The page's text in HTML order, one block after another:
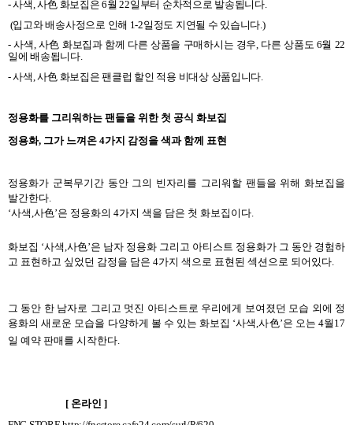
-사색,사色 화보집은 6월 22일부터 순차적으로 발송됩니다.
(입고와 배송사정으로 인해 1-2일정도 지연될 수 있습니다 .)
-사색, 사色 화보집과 함께 다른 상품을 구매하시는 경우, 다른 상품도 6월 22
일에 배송됩니다.
-사색,사色 화보집은 팬클럽 할인 적용 비대상 상품입니다.
정용화를 그리워하는 팬들을 위한 첫 공식 화보집
정용화, 그가 느껴온 4가지 감정을 색과 함께 표현
정용화가 군복무기간 동안 그의 빈자리를 그리워할 팬들을 위해 화보집을
발간한다.
‘사색,사色’은 정용화의 4가지 색을 담은 첫 화보집이다.
화보집 ‘사색,사色’은 남자 정용화 그리고 아티스트 정용화가 그 동안 경험하
고 표현하고 싶었던 감정을 담은 4가지 색으로 표현된 섹션으로 되어있다.
그 동안 한 남자로 그리고 멋진 아티스트로 우리에게 보여졌던 모습 외에 정
용화의 새로운 모습을 다양하게 볼 수 있는 화보집 ‘사색,사色’은 오는 4월 17
일 예약 판매를 시작한다.
[ 온라인 ]